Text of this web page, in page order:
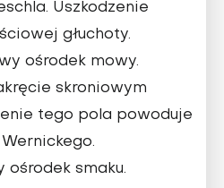
Uszkodzenie
głuchoty.
ośrodek mowy.
skroniowym
tego pola powoduje
ośrodek smaku.